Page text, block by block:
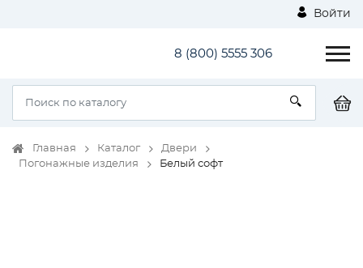
Войти
8 (800) 5555 306
Главная Каталог
Двери
Погонажные изделия
Белый софт